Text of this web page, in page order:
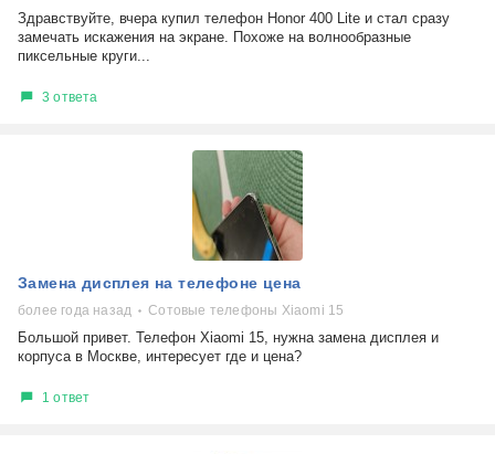
Здравствуйте, вчера купил телефон Honor 400 Lite и стал сразу
замечать искажения на экране. Похоже на волнообразные
пиксельные круги...
3 ответа
Замена дисплея на телефоне цена
более года назад Сотовые телефоны Xiaomi 15
Большой привет. Телефон Xiaomi 15, нужна замена дисплея и
корпуса в Москве, интересует где и цена?
1 ответ